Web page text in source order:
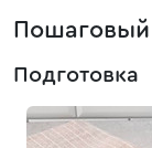
Пошаговый
Подготовка